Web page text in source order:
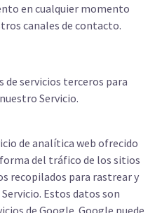
en cualquier momento
canales de contacto.
servicios terceros para
Servicio.
de analítica web ofrecido
del tráfico de los sitios
recopilados para rastrear y
Estos datos son
de Google. Google puede